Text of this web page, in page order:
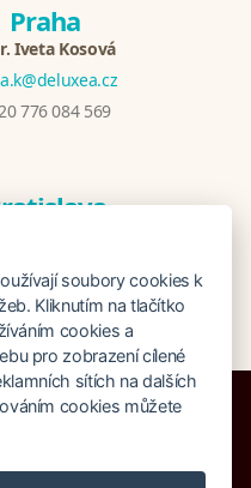
Praha
Iveta Kosová
776 084 569
948 759 074
soubory cookies k
Kliknutím na tlačítko
cookies a
pro zobrazení cílené
sítích na dalších
cookies můžete